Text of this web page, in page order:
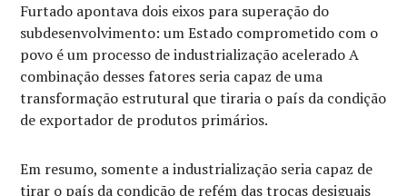
Furtado apontava dois eixos para superação do
subdesenvolvimento: um Estado comprometido com o
povo é um processo de industrialização acelerado A
combinação desses fatores seria capaz de uma
transformação estrutural que tiraria o país da condição
de exportador de produtos primários.
Em resumo, somente a industrialização seria capaz de
tirar o país da condição de refém das trocas desiguais